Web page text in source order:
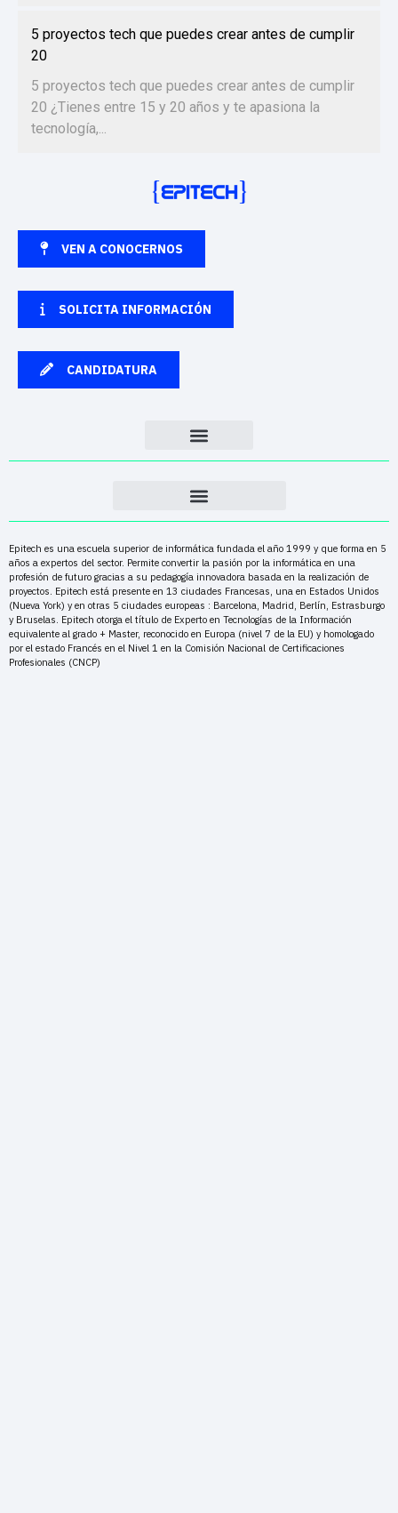
5 proyectos tech que puedes crear antes de cumplir
20
5 proyectos tech que puedes crear antes de cumplir
20 ¿Tienes entre 15 y 20 años y te apasiona la
tecnología,...
VEN A CONOCERNOS
SOLICITA INFORMACIÓN
CANDIDATURA
Epitech es una escuela superior de informática fundada el año 1999 y que forma en 5
años a expertos del sector. Permite convertir la pasión por la informática en una
profesión de futuro gracias a su pedagogía innovadora basada en la realización de
proyectos. Epitech está presente en 13 ciudades Francesas, una en Estados Unidos
(Nueva York) y en otras 5 ciudades europeas : Barcelona, Madrid, Berlín, Estrasburgo
y Bruselas. Epitech otorga el título de Experto en Tecnologías de la Información
equivalente al grado + Master, reconocido en Europa (nivel 7 de la EU) y homologado
por el estado Francés en el Nivel 1 en la Comisión Nacional de Certificaciones
Profesionales (CNCP)